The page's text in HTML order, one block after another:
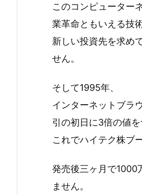
このコンピューター
業革命ともいえる技
新しい投資先を求め
せん。
そして1995年、
インターネットブラ
引の初日に3倍の値を
これでハイテク株ブ
発売後三ヶ月で1000
ません。